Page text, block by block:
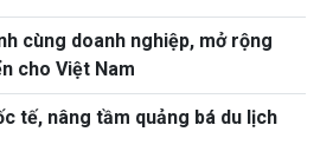
cùng doanh nghiệp, mở rộng
cho Việt Nam
tế, nâng tầm quảng bá du lịch